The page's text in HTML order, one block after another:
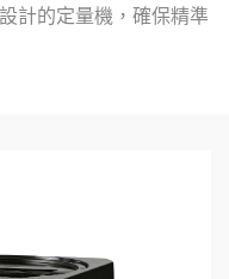
計的定量機，確保精準